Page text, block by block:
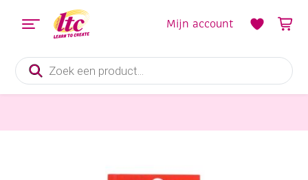
Producten
zoeken
Mijn account